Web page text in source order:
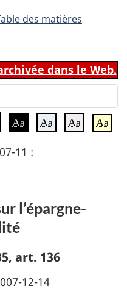
des matières
dans le Web.
Aa Aa Aa Aa
11 :
l’épargne-
art. 136
12-14